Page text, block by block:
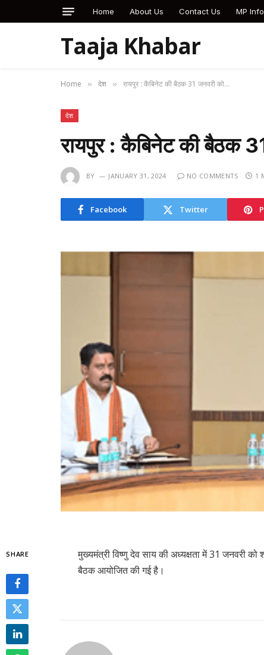
Home About Us Contact Us MP
Taaja Khabar
Home » देश » रायपुर : कैबिनेट की बैठक 31 जनवरी को…
देश
रायपुर : कैबिनेट की बैठक
BY JANUARY 31, 2024 NO COMMENTS 1
Facebook Twitter
SHARE
मुख्यमंत्री विष्णु देव साय की अध्यक्षता में 31 जनवरी को
बैठक आयोजित की गई है।